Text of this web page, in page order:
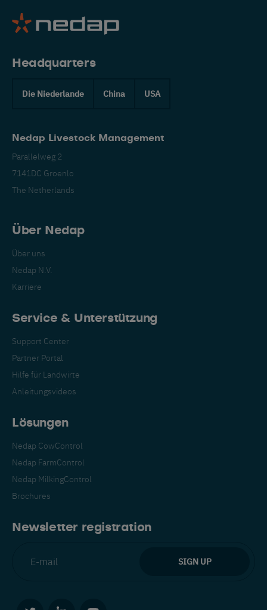
Headquarters
Die Niederlande China USA
Nedap Livestock Management
Parallelweg 2
7141DC Groenlo
The Netherlands
Über Nedap
Über uns
Nedap N.V.
Karriere
Service & Unterstützung
Support Center
Partner Portal
Hilfe für Landwirte
Anleitungsvideos
Lösungen
Nedap CowControl
Nedap FarmControl
Nedap MilkingControl
Brochures
Newsletter registration